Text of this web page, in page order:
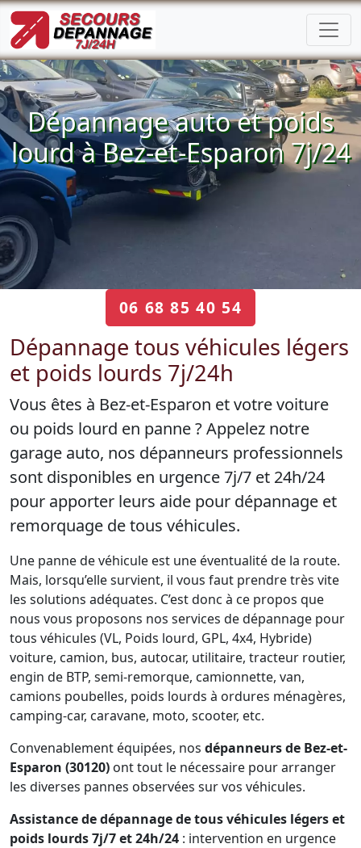
Dépannage auto et poids
lourd à Bez-et-Esparon 7j/24
06 68 85 40 54
Dépannage tous véhicules légers
et poids lourds 7j/24h
Vous êtes à Bez-et-Esparon et votre voiture
ou poids lourd en panne ? Appelez notre
garage auto, nos dépanneurs professionnels
sont disponibles en urgence 7j/7 et 24h/24
pour apporter leurs aide pour dépannage et
remorquage de tous véhicules.
Une panne de véhicule est une éventualité de la route.
Mais, lorsqu’elle survient, il vous faut prendre très vite
les solutions adéquates. C’est donc à ce propos que
nous vous proposons nos services de dépannage pour
tous véhicules (VL, Poids lourd, GPL, 4x4, Hybride)
voiture, camion, bus, autocar, utilitaire, tracteur routier,
engin de BTP, semi-remorque, camionnette, van,
camions poubelles, poids lourds à ordures ménagères,
camping-car, caravane, moto, scooter, etc.
Convenablement équipées, nos dépanneurs de Bez-et-
Esparon (30120) ont tout le nécessaire pour arranger
les diverses pannes observées sur vos véhicules.
Assistance de dépannage de tous véhicules légers et
poids lourds 7j/7 et 24h/24 : intervention en urgence